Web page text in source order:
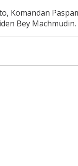
Komandan
Bey Machmudin.